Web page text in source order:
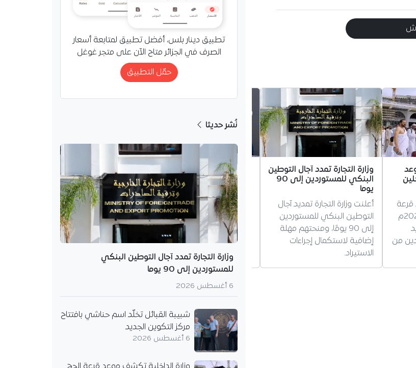
قرعة
الحج لموسم 1448هـ/2027م
من
وزارة التجارة تمدد آجال التوطين
البنكي للمستوردين إلى 90
يوما
أعلنت وزارة التجارة تمديد آجال
التوطين البنكي للمستوردين
إلى 90 يومًا، ومنحتهم مهلة
إضافية لاستكمال إجراءات
الاستيراد.
شبيبة القبائل تخلّد اسم
حناشي بافتتاح مركز التكوين
الجديد
افتتحت شبيبة القبائل مركز
التجمع والتكوين "محند شريف
حناشي" بحضور شخصيات
رياضية ورسمية، تخليدًا لإرث أحد
أبرز رموز النادي وخدمة…
تطبيق دينار بلس، أفضل تطبيق لمتابعة أسعار
الصرف في الجزائر متاح الآن على متجر غوغل
حمّل التطبيق
نُشر حديثا
وزارة التجارة تمدد آجال التوطين البنكي
للمستوردين إلى 90 يوما
6 أغسطس 2026
شبيبة القبائل تخلّد اسم حناشي بافتتاح
مركز التكوين الجديد
6 أغسطس 2026